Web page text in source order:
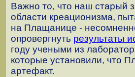
Важно то, что наш старый
области креационизма,
на Плащанице -
опровергнуть результаты
году учеными из
которые установили, что
артефакт.